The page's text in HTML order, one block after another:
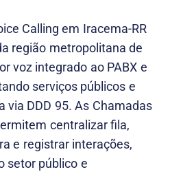
Calling em Iracema-RR
região metropolitana de
voz integrado ao PABX e
serviços públicos e
via DDD 95. As Chamadas
centralizar fila,
e registrar interações,
setor público e